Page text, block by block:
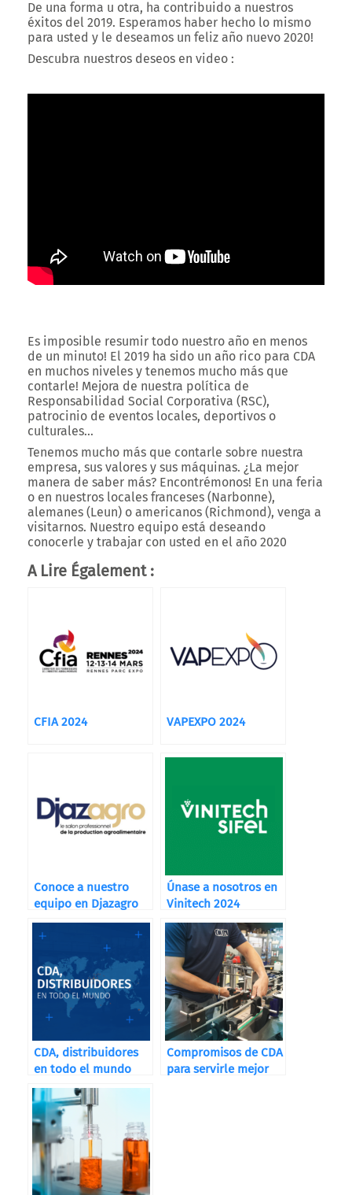
De una forma u otra, ha contribuido a nuestros
éxitos del 2019. Esperamos haber hecho lo mismo
para usted y le deseamos un feliz año nuevo 2020!
Descubra nuestros deseos en video :
Es imposible resumir todo nuestro año en menos
de un minuto! El 2019 ha sido un año rico para CDA
en muchos niveles y tenemos mucho más que
contarle! Mejora de nuestra política de
Responsabilidad Social Corporativa (RSC),
patrocinio de eventos locales, deportivos o
culturales…
Tenemos mucho más que contarle sobre nuestra
empresa, sus valores y sus máquinas. ¿La mejor
manera de saber más? Encontrémonos! En una feria
o en nuestros locales franceses (Narbonne),
alemanes (Leun) o americanos (Richmond), venga a
visitarnos. Nuestro equipo está deseando
conocerle y trabajar con usted en el año 2020
A Lire Également :
CFIA 2024 VAPEXPO 2024
Conoce a nuestro
equipo en Djazagro
Únase a nosotros en
Vinitech 2024
CDA, distribuidores
en todo el mundo
Compromisos de CDA
para servirle mejor